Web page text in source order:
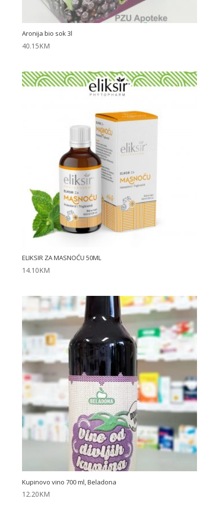
Aronija bio sok 3l
40.15KM
ELIKSIR ZA MASNOĆU 50ML
14.10KM
Kupinovo vino 700 ml, Beladona
12.20KM